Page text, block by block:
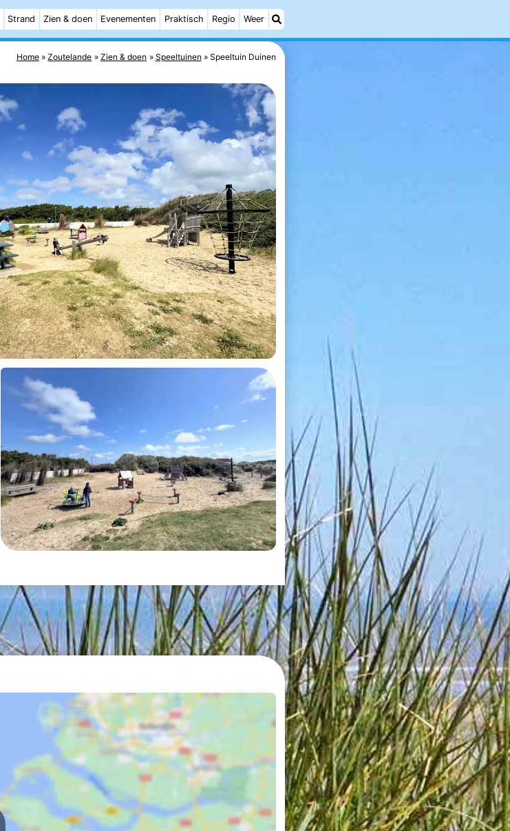
Strand Zien & doen Evenementen Praktisch Regio Weer
Home Zoutelande Zien & doen Speeltuinen Speeltuin Duinen